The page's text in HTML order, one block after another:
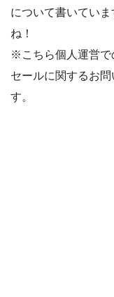
について書いてい
ね！
※こちら個人運営で
セールに関するお
す。